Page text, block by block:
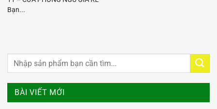
BÀI VIẾT MỚI
Bạn...